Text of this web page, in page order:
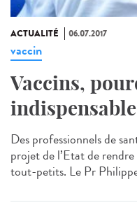
ACTUALITÉ 06.07.2017
vaccin
Vaccins,
Des professionnels de
projet de l’Etat de
tout-petits. Le Pr